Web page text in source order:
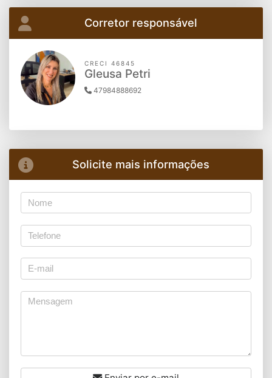
Corretor responsável
CRECI 46845
Gleusa Petri
47984888692
Solicite mais informações